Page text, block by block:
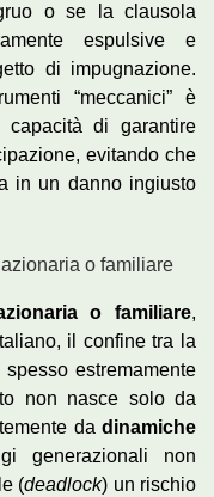
o se la clausola
espulsive e
di impugnazione.
“meccanici” è
capacità di garantire
evitando che
in un danno ingiusto
o familiare
o familiare,
il confine tra la
estremamente
non nasce solo da
da dinamiche
generazionali non
(deadlock) un rischio